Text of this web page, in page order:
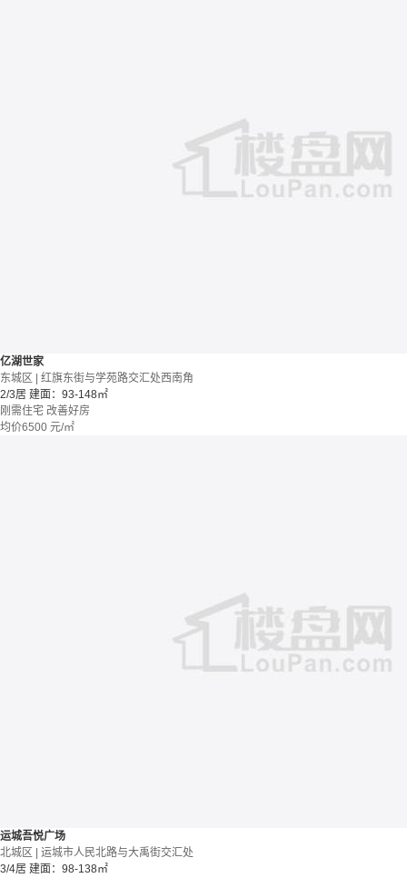
亿湖世家
东城区 | 红旗东街与学苑路交汇处西南角
2/3居 建面：93-148㎡
刚需住宅 改善好房
均价6500 元/㎡
运城吾悦广场
北城区 | 运城市人民北路与大禹街交汇处
3/4居 建面：98-138㎡